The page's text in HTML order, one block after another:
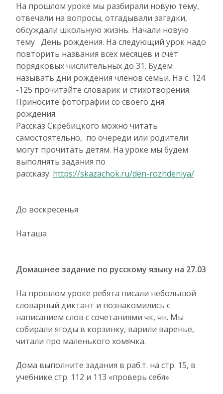
На прошлом уроке мы разбирали новую тему,
отвечали на вопросы, отгадывали загадки,
обсуждали школьную жизнь. Начали новую
тему День рождения. На следующий урок надо
повторить названия всех месяцев и счёт
порядковых числительных до 31. Будем
называть дни рождения членов семьи. На с. 124
-125 прочитайте словарик и стихотворения.
Приносите фотографии со своего дня
рождения.
Рассказ Скребицкого можно читать
самостоятельно, по очереди или родители
могут прочитать детям. На уроке мы будем
выполнять задания по
рассказу. https://skazachok.ru/den-rozhdeniya/
До воскресенья
Наташа
Домашнее задание по русскому языку на 27.03
На прошлом уроке ребята писали небольшой
словарный диктант и познакомились с
написанием слов с сочетаниями чк, чн. Мы
собирали ягоды в корзинку, варили варенье,
читали про маленького хомячка.
Дома выполните задания в раб.т. на стр. 15, в
учебнике стр. 112 и 113 «проверь себя».